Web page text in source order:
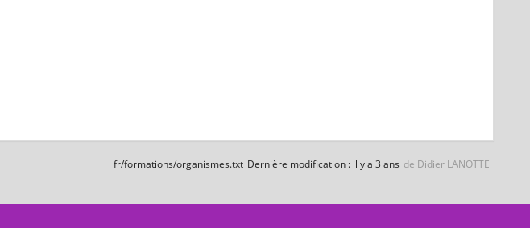
fr/formations/organismes.txt Dernière modification : il y a 3 ans de Didier LANOTTE